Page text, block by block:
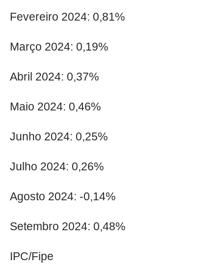
Fevereiro 2024: 0,81%
Março 2024: 0,19%
Abril 2024: 0,37%
Maio 2024: 0,46%
Junho 2024: 0,25%
Julho 2024: 0,26%
Agosto 2024: -0,14%
Setembro 2024: 0,48%
IPC/Fipe